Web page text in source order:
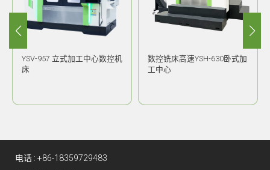
YSV-957 立式加工中心数控机
床
数控铣床高速YSH-630卧式加
工中心
电话 : +86-18359729483